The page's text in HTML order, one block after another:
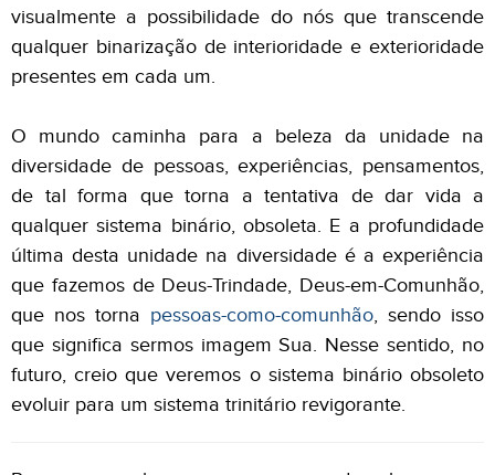
visualmente a possibilidade do nós que transcende
qualquer binarização de interioridade e exterioridade
presentes em cada um.
O mundo caminha para a beleza da unidade na
diversidade de pessoas, experiências, pensamentos,
de tal forma que torna a tentativa de dar vida a
qualquer sistema binário, obsoleta. E a profundidade
última desta unidade na diversidade é a experiência
que fazemos de Deus-Trindade, Deus-em-Comunhão,
que nos torna pessoas-como-comunhão, sendo isso
que significa sermos imagem Sua. Nesse sentido, no
futuro, creio que veremos o sistema binário obsoleto
evoluir para um sistema trinitário revigorante.